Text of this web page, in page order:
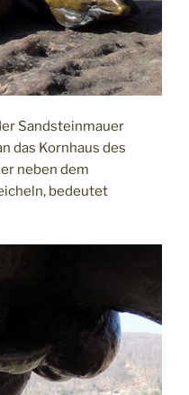
Sandsteinmauer
das Kornhaus des
neben dem
bedeutet